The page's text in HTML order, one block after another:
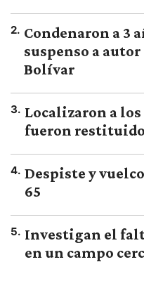
2. Condenaron a 3
suspenso a
Bolívar
3. Localizaron a
fueron
4. Despiste y
65
5. Investigan el
en un campo